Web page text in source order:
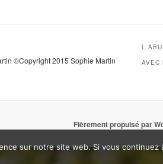
©Copyright 2015 Sophie Martin
L
AVEC
Fièrement propulsé par
sur notre site web. Si vous